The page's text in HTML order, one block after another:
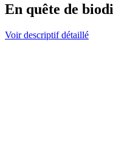
En quête de
Voir descriptif détaillé